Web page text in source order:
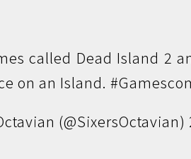
called Dead Island 2
on an Island.
(@SixersOctavian)